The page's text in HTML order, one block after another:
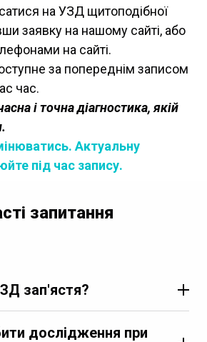
на УЗД щитоподібної
заявку на нашому сайті, або
на сайті.
за попереднім записом
час.
і точна діагностика, якій
Актуальну
під час запису.
запитання
зап'ястя?
дослідження при